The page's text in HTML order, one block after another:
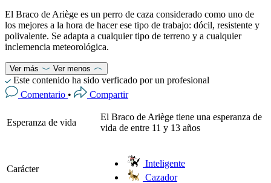
El Braco de Ariège es un perro de caza considerado como uno de
los mejores a la hora de hacer ese tipo de trabajo: dócil, resistente y
polivalente. Se adapta a cualquier tipo de terreno y a cualquier
inclemencia meteorológica.
Ver más Ver menos
Este contenido ha sido verficado por un profesional
Comentario • Compartir
Esperanza de vida
El Braco de Ariège tiene una esperanza de
vida de entre 11 y 13 años
Carácter
Inteligente
Cazador